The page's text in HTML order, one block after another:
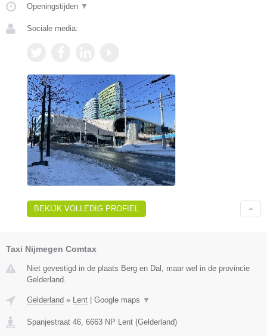
Openingstijden ▼
Sociale media:
BEKIJK VOLLEDIG PROFIEL
Taxi Nijmegen Comtax
Niet gevestigd in de plaats Berg en Dal, maar wel in de provincie
Gelderland.
Gelderland » Lent Google maps ▼
Spanjestraat 46 6663 NP Lent (Gelderland)